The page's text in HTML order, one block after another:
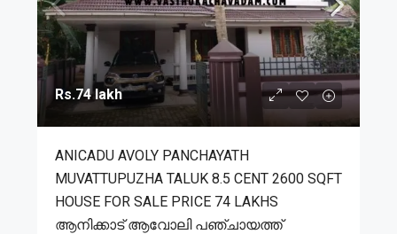
Rs.74 lakh
ANICADU AVOLY PANCHAYATH
MUVATTUPUZHA TALUK 8.5 CENT 2600 SQFT
HOUSE FOR SALE PRICE 74 LAKHS
ആനിക്കാട് ആവോലി പഞ്ചായത്ത്